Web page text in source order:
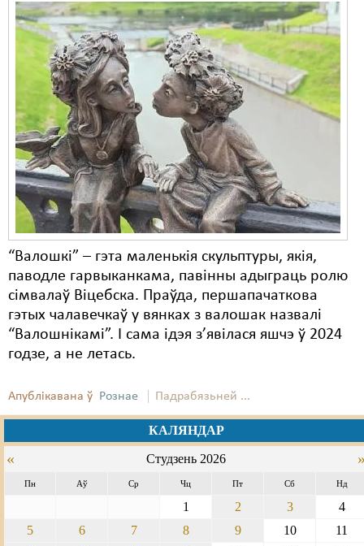
“Валошкі” – гэта маленькія скульптуры, якія,
паводле гарвыканкама, павінны адыграць ролю
сімвалаў Віцебска. Праўда, першапачаткова
гэтых чалавечкаў у вянках з валошак назвалі
“Валошнікамі”. І сама ідэя з’явілася яшчэ ў 2024
годзе, а не летась.
Апублікавана ў Рознае Падрабязьней ...
КАЛЯНДАР
« Студзень 2026
Пн Аў Ср Чц Пт Сб Нд
1 2 3
4
5
6 7 8 9 10
11
Дзяржава
Дыскрымінацыя
Затрыманьні
Карная псыхіятрыя
КПЧ ААН
Культурныя правы
ЛПП
Мігранты
Мірныя сходы
Палітвязьні
Праваабаронцы
Пэнітэнцыярная сыстэма
Распальваньне варожасьці
Свабода сумленьня